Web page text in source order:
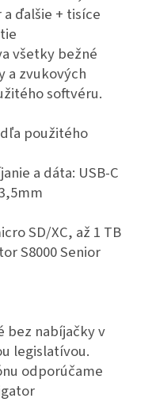
ďalšie + tisíce
všetky bežné
a zvukových
softvéru.
použitého
a dáta: USB-C
SD/XC, až 1 TB
S8000 Senior
bez nabíjačky v
legislatívou.
odporúčame